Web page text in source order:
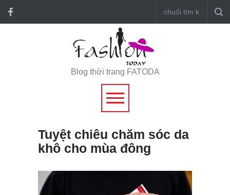
Blog thời trang FATODA
Tuyệt chiêu chăm sóc da
khô cho mùa đông